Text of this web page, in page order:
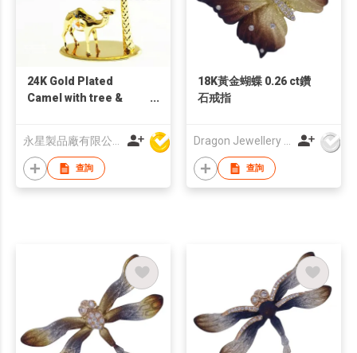
24K Gold Plated
Camel with tree &
查詢
18K黃金蝴蝶 0.26 ct鑽
石戒指
查詢